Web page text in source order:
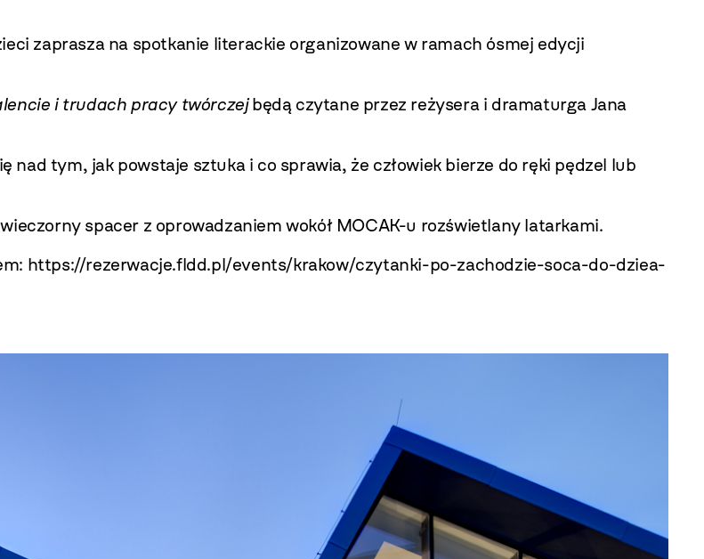
zaprasza na spotkanie literackie organizowane w ramach ósmej edycji
i trudach pracy twórczejbędą czytane przez reżysera i dramaturga Jana
tym, jak powstaje sztuka i co sprawia, że człowiek bierze do ręki pędzel lub
spacer z oprowadzaniem wokół MOCAK-u rozświetlany latarkami.
https://rezerwacje.fldd.pl/events/krakow/czytanki-po-zachodzie-soca-do-dziea-